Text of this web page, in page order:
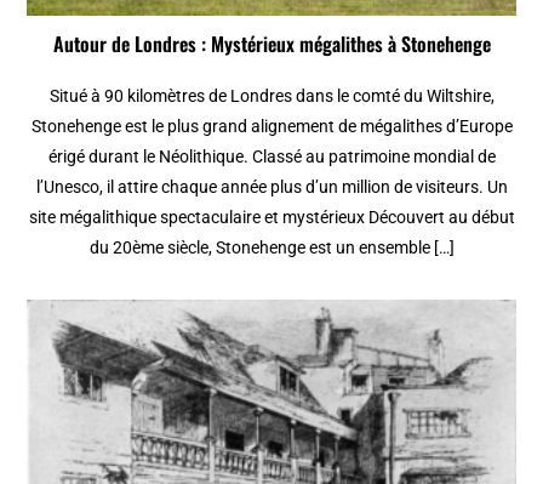
Autour de Londres : Mystérieux mégalithes à Stonehenge
Situé à 90 kilomètres de Londres dans le comté du Wiltshire,
Stonehenge est le plus grand alignement de mégalithes d’Europe
érigé durant le Néolithique. Classé au patrimoine mondial de
l’Unesco, il attire chaque année plus d’un million de visiteurs. Un
site mégalithique spectaculaire et mystérieux Découvert au début
du 20ème siècle, Stonehenge est un ensemble […]